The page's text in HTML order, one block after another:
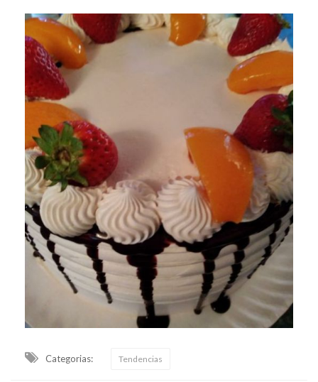
Categorias: Tendencias